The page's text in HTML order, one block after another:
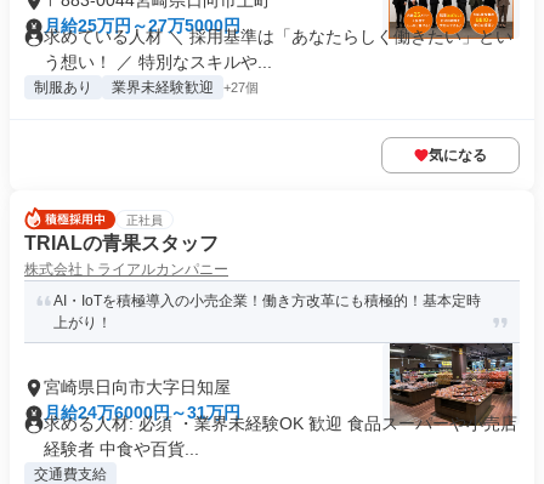
月給25万円～27万5000円
求めている人材 ＼ 採用基準は「あなたらしく働きたい」とい
う想い！ ／ 特別なスキルや...
制服あり 業界未経験歓迎 +27個
気になる
正社員
TRIALの青果スタッフ
株式会社トライアルカンパニー
AI・IoTを積極導入の小売企業！働き方改革にも積極的！基本定時
上がり！
宮崎県日向市大字日知屋
月給24万6000円～31万円
求める人材: 必須 ・業界未経験OK 歓迎 食品スーパーや小売店
経験者 中食や百貨...
交通費支給